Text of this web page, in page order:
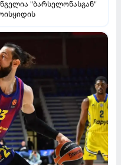
"ბარსელონასგან"